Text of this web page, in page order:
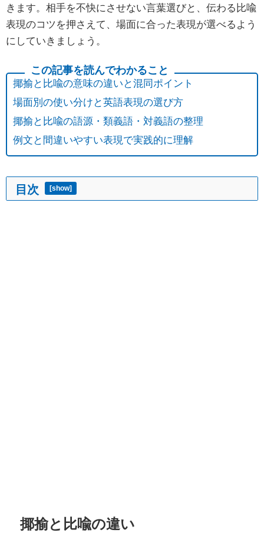
きます。相手を不快にさせない言葉選びと、伝わる比喩
表現のコツを押さえて、場面に合った表現が選べるよう
にしていきましょう。
揶揄と比喩の意味の違いと混同ポイント
場面別の使い分けと英語表現の選び方
揶揄と比喩の語源・類義語・対義語の整理
例文と間違いやすい表現で実践的に理解
目次 [show]
揶揄と比喩の違い